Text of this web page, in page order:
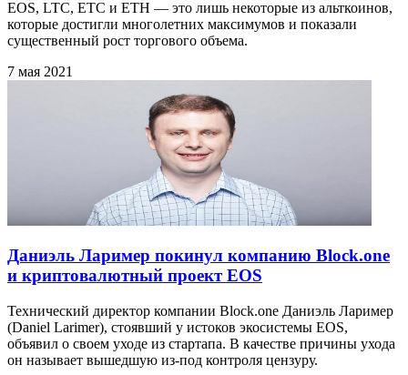
EOS, LTC, ETC и ETH — это лишь некоторые из альткоинов,
которые достигли многолетних максимумов и показали
существенный рост торгового объема.
7 мая 2021
Даниэль Лаример покинул компанию Block.one
и криптовалютный проект EOS
Технический директор компании Block.one Даниэль Лаример
(Daniel Larimer), стоявший у истоков экосистемы EOS,
объявил о своем уходе из стартапа. В качестве причины ухода
он называет вышедшую из-под контроля цензуру.